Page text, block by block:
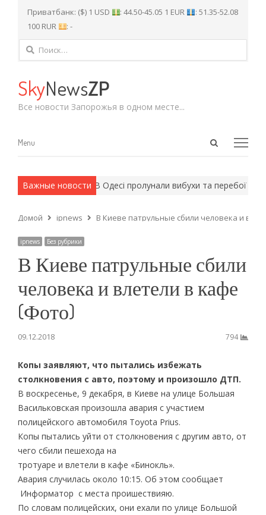
Приватбанк: ($) 1 USD : 44.50-45.05 1 EUR
: 51.35-52.08
100 RUR
: -
Найти:
SkyNewsZP
Все новости Запорожья в одном месте...
Open
Menu
Menu
Важные новости
методы. В Одесі пролунали вибухи та перебої зі
Домой ipnews В Киеве патрульные сбили человека и
ipnews Без рубрики
В Киеве патрульные сбили
человека и влетели в кафе
(Фото)
09.12.2018 794
Копы заявляют, что пытались избежать
столкновения с авто, поэтому и произошло ДТП.
В воскресенье, 9 декабря, в Киеве на улице Большая
Васильковская произошла авария с участием
полицейского автомобиля Toyota Prius.
Копы пытались уйти от столкновения с другим авто, от
чего сбили пешехода на
тротуаре и влетели в кафе «Бинокль».
Авария случилась около 10:15. Об этом сообщает
Информатор с места проишествияю.
По словам полицейских, они ехали по улице Большой